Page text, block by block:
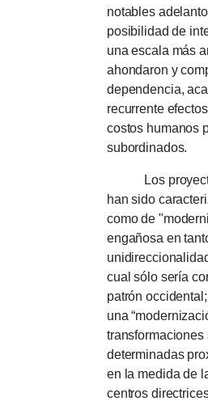
notables
posibilidad de
una escala más
ahondaron y
dependencia,
recurrente
costos humanos
subordinados.
Los
han sido
como de
engañosa en
cual sólo sería
patrón
una
determinadas
en la medida de
centros